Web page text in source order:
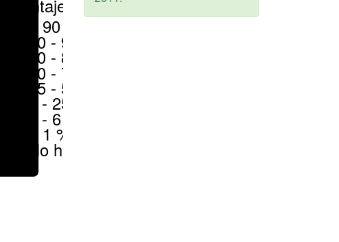
Porcentajes
> 90 %
80 - 90 %
70 - 80 %
50 - 70 %
25 - 50 %
6 - 25 %
1 - 6 %
< 1 %
No hay